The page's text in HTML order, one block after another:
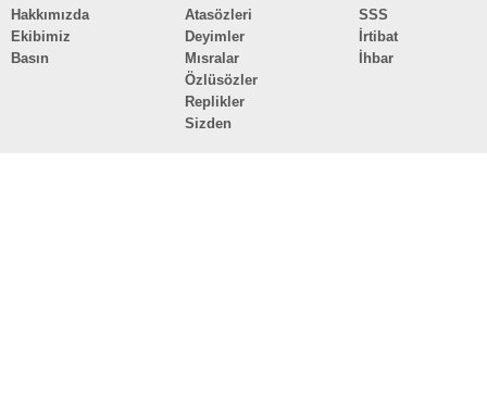
Hakkımızda
Ekibimiz
Basın
Atasözleri
Deyimler
Mısralar
Özlüsözler
Replikler
Sizden
SSS
İrtibat
İhbar